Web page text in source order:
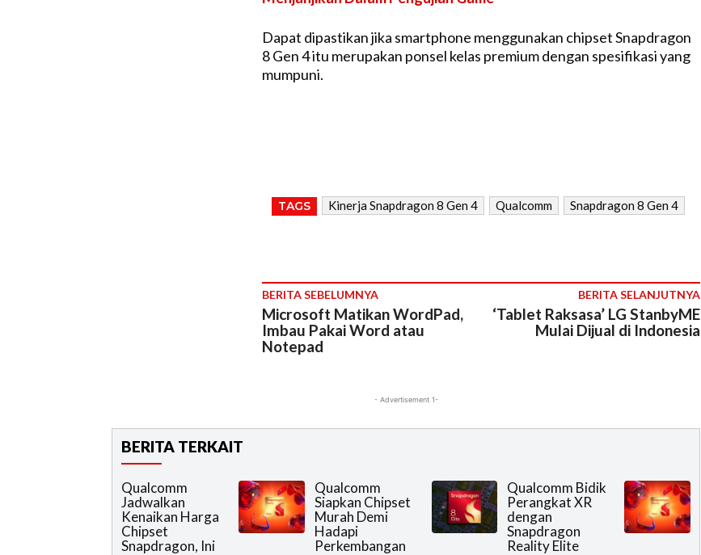
Dapat dipastikan jika smartphone menggunakan chipset Snapdragon
8 Gen 4 itu merupakan ponsel kelas premium dengan spesifikasi yang
mumpuni.
TAGS Kinerja Snapdragon 8 Gen 4 Qualcomm Snapdragon 8 Gen 4
BERITA SEBELUMNYA
Microsoft Matikan WordPad,
Imbau Pakai Word atau
Notepad
BERITA SELANJUTNYA
‘Tablet Raksasa’ LG StanbyME
Mulai Dijual di Indonesia
- Advertisement 1-
BERITA TERKAIT
Qualcomm
Jadwalkan
Kenaikan Harga
Chipset
Snapdragon, Ini
Qualcomm
Siapkan Chipset
Murah Demi
Hadapi
Perkembangan
Qualcomm Bidik
Perangkat XR
dengan
Snapdragon
Reality Elite